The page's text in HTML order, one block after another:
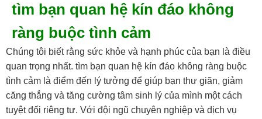
tìm bạn quan hệ kín đáo không
ràng buộc tình cảm
Chúng tôi biết rằng sức khỏe và hạnh phúc của bạn là điều
quan trọng nhất. tìm bạn quan hệ kín đáo không ràng buộc
tình cảm là điểm đến lý tưởng để giúp bạn thư giãn, giảm
căng thẳng và tăng cường tâm sinh lý của mình một cách
tuyệt đối riêng tư. Với đội ngũ chuyên nghiệp và dịch vụ